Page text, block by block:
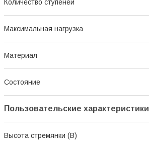
Количество ступеней
Максимальная нагрузка
Материал
Состояние
Пользовательские характеристики
Высота стремянки (В)